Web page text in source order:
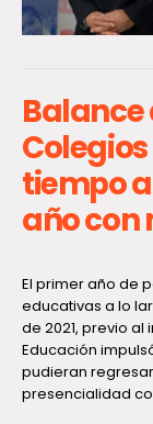
Balance
tiempo
año con
El primer año de
educativas a lo
de 2021, previo
Educación
pudieran
presencialidad